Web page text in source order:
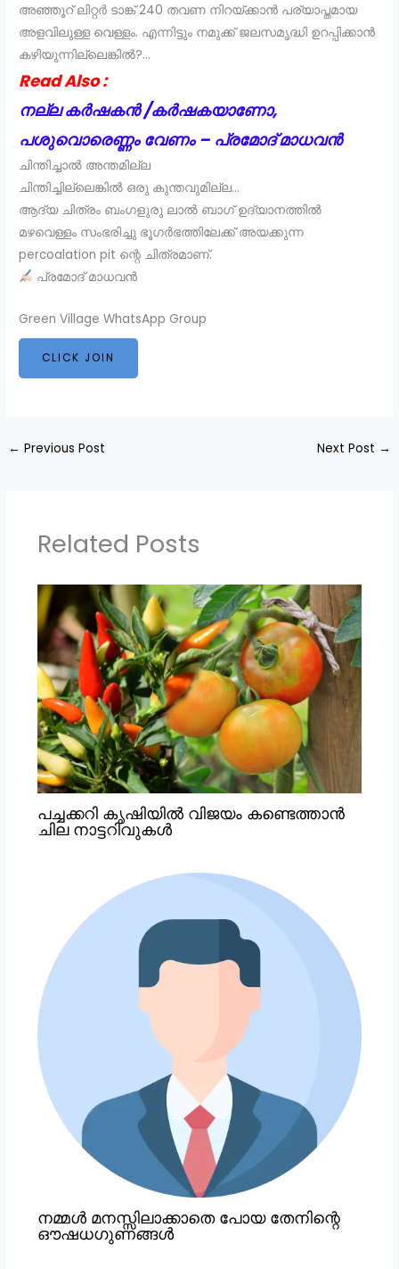
അഞ്ഞൂറ് ലിറ്റർ ടാങ്ക് 240 തവണ നിറയ്ക്കാൻ പര്യാപ്തമായ
അളവിലുള്ള വെള്ളം. എന്നിട്ടും നമുക്ക് ജലസമൃദ്ധി ഉറപ്പിക്കാൻ
കഴിയുന്നില്ലെങ്കിൽ?…
Read Also :
നല്ല കർഷകൻ /കർഷകയാണോ,
പശുവൊരെണ്ണം വേണം – പ്രമോദ് മാധവൻ
ചിന്തിച്ചാൽ അന്തമില്ല
ചിന്തിച്ചില്ലെങ്കിൽ ഒരു കുന്തവുമില്ല…
ആദ്യ ചിത്രം ബംഗളുരു ലാൽ ബാഗ് ഉദ്യാനത്തിൽ
മഴവെള്ളം സംഭരിച്ചു ഭൂഗർഭത്തിലേക്ക് അയക്കുന്ന
percoalation pit ന്റെ ചിത്രമാണ്.
പ്രമോദ് മാധവൻ
Green Village WhatsApp Group
CLICK JOIN
← Previous Post Next Post →
Related Posts
പച്ചക്കറി കൃഷിയില്‍ വിജയം കണ്ടെത്താന്‍
ചില നാട്ടറിവുകള്‍
നമ്മൾ മനസ്സിലാക്കാതെ പോയ തേനിന്റെ
ഔഷധഗുണങ്ങൾ